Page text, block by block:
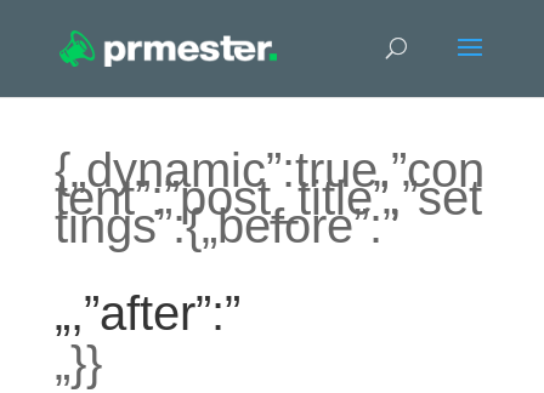
{„dynamic”:true,”con
tent”:”post_title”,”set
tings”:{„before”:”
„,”after”:”
„}}